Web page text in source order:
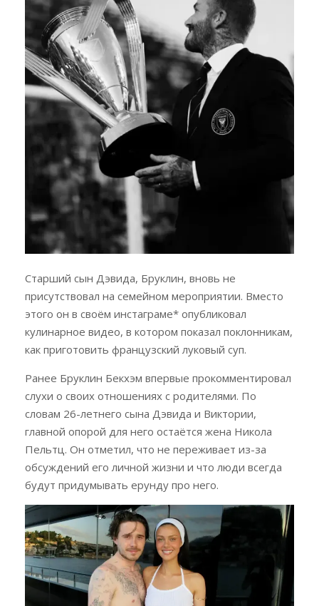
Старший сын Дэвида, Бруклин, вновь не
присутствовал на семейном мероприятии. Вместо
этого он в своём инстаграме* опубликовал
кулинарное видео, в котором показал поклонникам,
как приготовить французский луковый суп.
Ранее Бруклин Бекхэм впервые прокомментировал
слухи о своих отношениях с родителями. По
словам 26-летнего сына Дэвида и Виктории,
главной опорой для него остаётся жена Никола
Пельтц. Он отметил, что не переживает из-за
обсуждений его личной жизни и что люди всегда
будут придумывать ерунду про него.